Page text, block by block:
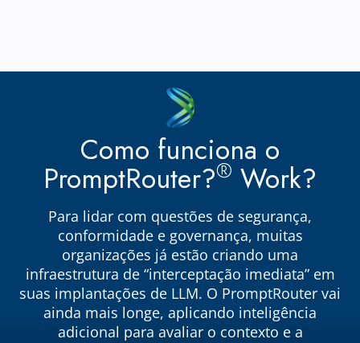
Como funciona o
PromptRouter?® Work?
Para lidar com questões de segurança,
conformidade e governança, muitas
organizações já estão criando uma
infraestrutura de “interceptação imediata” em
suas implantações de LLM. O PromptRouter vai
ainda mais longe, aplicando inteligência
adicional para avaliar o contexto e a